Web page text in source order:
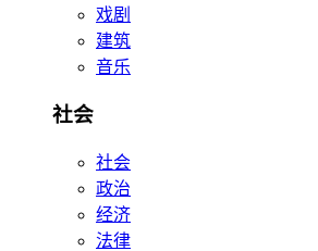
戏剧
建筑
音乐
社会
社会
政治
经济
法律